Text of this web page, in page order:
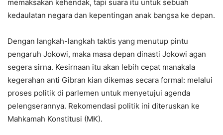
memaksakan kehendak, tapi suara itu untuk sebuah
kedaulatan negara dan kepentingan anak bangsa ke depan.
Dengan langkah-langkah taktis yang menutup pintu
pengaruh Jokowi, maka masa depan dinasti Jokowi agan
segera sirna. Kesirnaan itu akan lebih cepat manakala
kegerahan anti Gibran kian dikemas secara formal: melalui
proses politik di parlemen untuk menyetujui agenda
pelengserannya. Rekomendasi politik ini diteruskan ke
Mahkamah Konstitusi (MK).